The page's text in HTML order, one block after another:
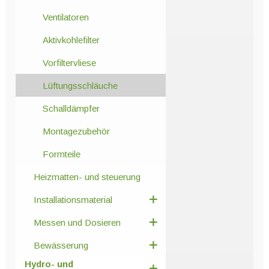
Ventilatoren
Aktivkohlefilter
Vorfiltervliese
Lüftungsschläuche
Schalldämpfer
Montagezubehör
Formteile
Heizmatten- und steuerung
Installationsmaterial
Messen und Dosieren
Bewässerung
Hydro- und